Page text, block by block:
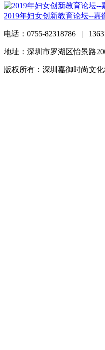
2019年妇女创新教育论坛--嘉
电话：0755-82318786 |
地址：深圳市罗湖区怡景路
版权所有：深圳嘉御时尚文